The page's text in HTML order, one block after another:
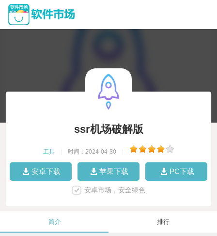
ssr机场破解版
工具 时间：2024-04-30
安卓下载 苹果下载 PC下载
安卓市场，安全绿色
简介 排行